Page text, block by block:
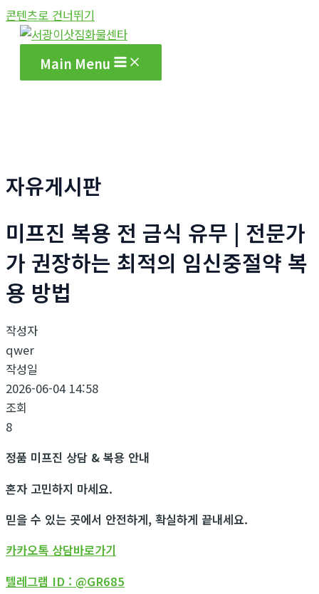
콘텐츠로 건너뛰기
Main Menu
자유게시판
미프진 복용 전 금식 유무 | 전문가
가 권장하는 최적의 임신중절약 복
용 방법
작성자
qwer
작성일
2026-06-04 14:58
조회
8
정품 미프진 상담 & 복용 안내
혼자 고민하지 마세요.
믿을 수 있는 곳에서 안전하게, 확실하게 끝내세요.
카카오톡 상담바로가기
텔레그램 ID : @GR685